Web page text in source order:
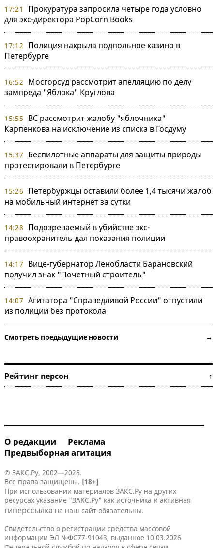
17:21
Прокуратура запросила четыре года условно
для экс-директора PopCorn Books
17:12
Полиция накрыла подпольное казино в
Петербурге
16:52
Мосгорсуд рассмотрит апелляцию по делу
зампреда "Яблока" Круглова
15:55
ВС рассмотрит жалобу "яблочника"
Карпенкова на исключение из списка в Госдуму
15:37
Беспилотные аппараты для защиты природы
протестировали в Петербурге
15:26
Петербуржцы оставили более 1,4 тысячи жалоб
на мобильный интернет за сутки
14:28
Подозреваемый в убийстве экс-
правоохранитель дал показания полиции
14:17
Вице-губернатор Ленобласти Барановский
получил знак "Почетный строитель"
14:07 Агитатора "Справедливой России" отпустили
из полиции без протокола
Смотреть предыдущие новости →
Рейтинг персон ↑
О редакции
Реклама
Предвыборная агитация
© ЗАКС.Ру, 2002—2026.
Все права защищены. [18+]
При использовании материалов ЗАКС.Ру на других
ресурсах указание "ЗАКС.Ру" как источника и активная
гиперссылка на наш сайт обязательны.
Свидетельство о регистрации средства массовой
информации ЭЛ №ФС77-91043, выданное 10.03.2026